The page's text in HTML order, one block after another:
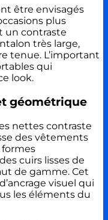
être envisagés
plus
un contraste
très large,
tenue. L’important
qui
look.
géométrique
nettes contraste
des vêtements
formes
cuirs lisses de
de gamme. Cet
visuel qui
les éléments du